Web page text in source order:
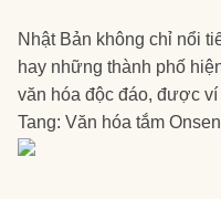
Nhật Bản không chỉ nổi
hay những thành phố
văn hóa độc đáo, được
Tang: Văn hóa tắm